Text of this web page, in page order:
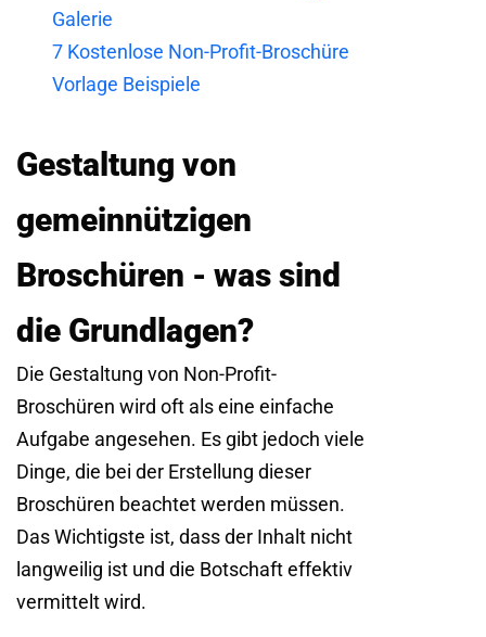
Galerie
7 Kostenlose Non-Profit-Broschüre
Vorlage Beispiele
Gestaltung von
gemeinnützigen
Broschüren - was sind
die Grundlagen?
Die Gestaltung von Non-Profit-
Broschüren wird oft als eine einfache
Aufgabe angesehen. Es gibt jedoch viele
Dinge, die bei der Erstellung dieser
Broschüren beachtet werden müssen.
Das Wichtigste ist, dass der Inhalt nicht
langweilig ist und die Botschaft effektiv
vermittelt wird.